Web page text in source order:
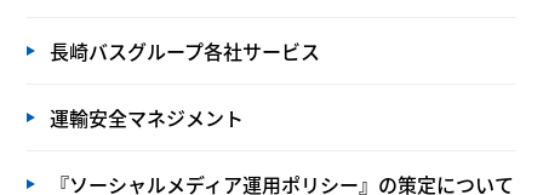
長崎バスグループ各社サービス
運輸安全マネジメント
『ソーシャルメディア運用ポリシー』の策定について